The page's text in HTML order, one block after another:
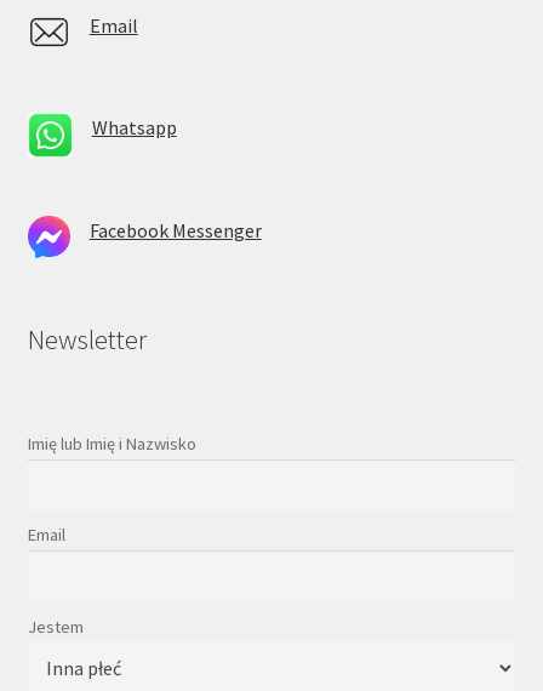
Email
Whatsapp
Facebook Messenger
Newsletter
Imię lub Imię i Nazwisko
Email
Jestem